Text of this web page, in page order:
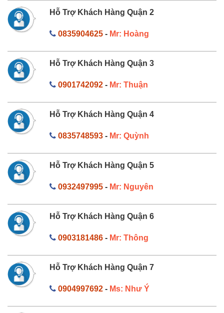
Hỗ Trợ Khách Hàng Quận 2
0835904625- Mr: Hoàng
Hỗ Trợ Khách Hàng Quận 3
0901742092- Mr: Thuận
Hỗ Trợ Khách Hàng Quận 4
0835748593- Mr: Quỳnh
Hỗ Trợ Khách Hàng Quận 5
0932497995- Mr: Nguyên
Hỗ Trợ Khách Hàng Quận 6
0903181486- Mr: Thông
Hỗ Trợ Khách Hàng Quận 7
0904997692- Ms: Như Ý